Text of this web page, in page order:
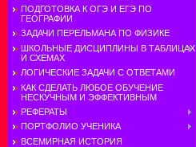
ПОДГОТОВКА К ОГЭ И ЕГЭ ПО
ГЕОГРАФИИ
ЗАДАЧИ ПЕРЕЛЬМАНА ПО ФИЗИКЕ
ШКОЛЬНЫЕ ДИСЦИПЛИНЫ В ТАБЛИЦАХ
И СХЕМАХ
ЛОГИЧЕСКИЕ ЗАДАЧИ С ОТВЕТАМИ
КАК СДЕЛАТЬ ЛЮБОЕ ОБУЧЕНИЕ
НЕСКУЧНЫМ И ЭФФЕКТИВНЫМ
РЕФЕРАТЫ
ПОРТФОЛИО УЧЕНИКА
ВСЕМИРНАЯ ИСТОРИЯ